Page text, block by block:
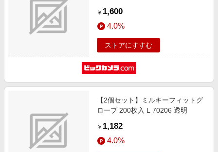
￥ 1,600
4.0%
ストアにすすむ
【2個セット】ミルキーフィットグ
ローブ 200枚入 L 70206 透明
￥ 1,182
4.0%